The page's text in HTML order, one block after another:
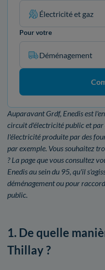
Électricité et gaz
Pour votre
Déménagement
Auparavant Grdf, Enedis est
circuit d'électricité public et
l'électricité produite par des
par exemple. Vous souhaitez
? La page que vous consultez
Enedis au sein du 95, qu'il
déménagement ou pour
public.
1. De quelle
Thillay ?